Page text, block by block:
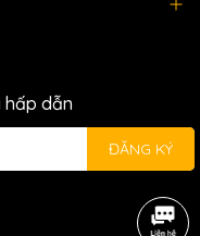
hấp dẫn
ĐĂNG KÝ